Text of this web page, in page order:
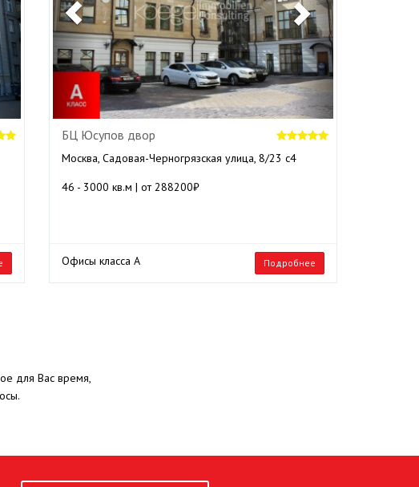
БЦ Юсупов двор
Москва, Садовая-Черногрязская улица, 8/23 с4
46 - 3000 кв.м | от 288200₽
Офисы класса А Подробнее
для Вас время,